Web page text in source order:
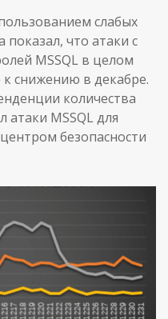
слабых
показал, что атаки с
MSSQL в целом
снижению в декабре.
количества
MSSQL для
безопасности